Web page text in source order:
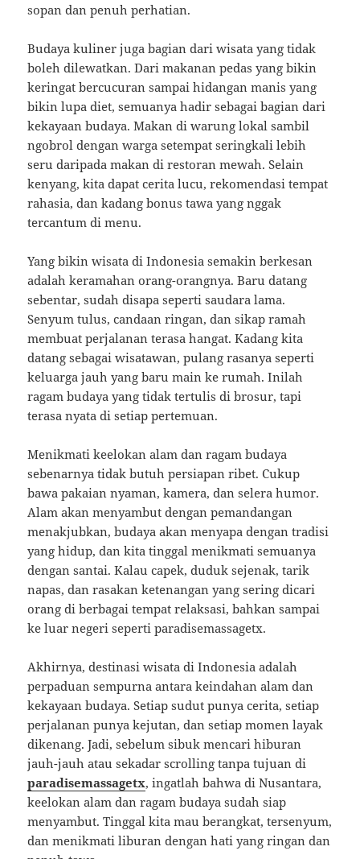
sopan dan penuh perhatian.
Budaya kuliner juga bagian dari wisata yang tidak
boleh dilewatkan. Dari makanan pedas yang bikin
keringat bercucuran sampai hidangan manis yang
bikin lupa diet, semuanya hadir sebagai bagian dari
kekayaan budaya. Makan di warung lokal sambil
ngobrol dengan warga setempat seringkali lebih
seru daripada makan di restoran mewah. Selain
kenyang, kita dapat cerita lucu, rekomendasi tempat
rahasia, dan kadang bonus tawa yang nggak
tercantum di menu.
Yang bikin wisata di Indonesia semakin berkesan
adalah keramahan orang-orangnya. Baru datang
sebentar, sudah disapa seperti saudara lama.
Senyum tulus, candaan ringan, dan sikap ramah
membuat perjalanan terasa hangat. Kadang kita
datang sebagai wisatawan, pulang rasanya seperti
keluarga jauh yang baru main ke rumah. Inilah
ragam budaya yang tidak tertulis di brosur, tapi
terasa nyata di setiap pertemuan.
Menikmati keelokan alam dan ragam budaya
sebenarnya tidak butuh persiapan ribet. Cukup
bawa pakaian nyaman, kamera, dan selera humor.
Alam akan menyambut dengan pemandangan
menakjubkan, budaya akan menyapa dengan tradisi
yang hidup, dan kita tinggal menikmati semuanya
dengan santai. Kalau capek, duduk sejenak, tarik
napas, dan rasakan ketenangan yang sering dicari
orang di berbagai tempat relaksasi, bahkan sampai
ke luar negeri seperti paradisemassagetx.
Akhirnya, destinasi wisata di Indonesia adalah
perpaduan sempurna antara keindahan alam dan
kekayaan budaya. Setiap sudut punya cerita, setiap
perjalanan punya kejutan, dan setiap momen layak
dikenang. Jadi, sebelum sibuk mencari hiburan
jauh-jauh atau sekadar scrolling tanpa tujuan di
paradisemassagetx, ingatlah bahwa di Nusantara,
keelokan alam dan ragam budaya sudah siap
menyambut. Tinggal kita mau berangkat, tersenyum,
dan menikmati liburan dengan hati yang ringan dan